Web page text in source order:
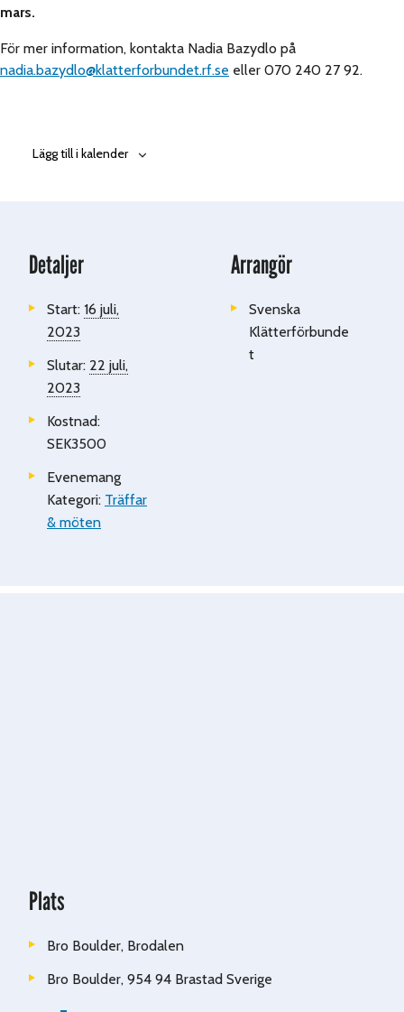
mars.
För mer information, kontakta Nadia Bazydlo på
nadia.bazydlo@klatterforbundet.rf.se eller 070 240 27 92.
Lägg till i kalender
Detaljer
Start: 16 juli,
2023
Slutar: 22 juli,
2023
Kostnad:
SEK3500
Evenemang
Kategori: Träffar
& möten
Arrangör
Svenska
Klätterförbunde
t
Plats
Bro Boulder, Brodalen
Bro Boulder, 954 94 Brastad Sverige